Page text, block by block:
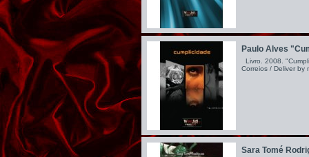
Paulo Alves
Livro. 2008.
Correios / Deliver
Sara Tomé